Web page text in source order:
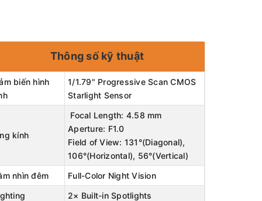
Thông số kỹ thuật
biến hình
1/1.79" Progressive Scan CMOS
Starlight Sensor
kính
Focal Length: 4.58 mm
Aperture: F1.0
Field of View: 131°(Diagonal),
106°(Horizontal), 56°(Vertical)
nhìn đêm
Full-Color Night Vision
2× Built-in Spotlights